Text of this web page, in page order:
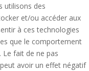
utilisons des
et/ou accéder aux
à ces technologies
que le comportement
Le fait de ne pas
avoir un effet négatif